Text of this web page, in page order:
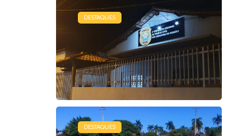
DESTAQUES
DESTAQUES